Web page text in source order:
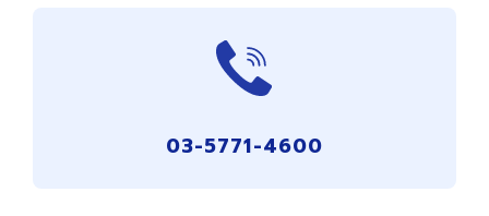
03-5771-4600